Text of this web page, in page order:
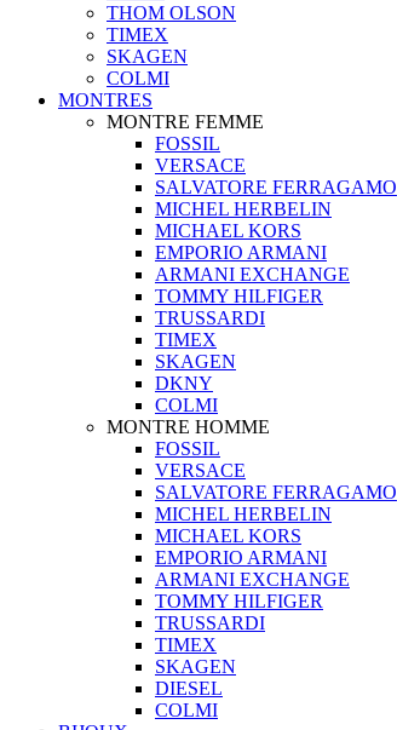
THOM OLSON
TIMEX
SKAGEN
COLMI
MONTRES
MONTRE FEMME
FOSSIL
VERSACE
SALVATORE FERRAGAMO
MICHEL HERBELIN
MICHAEL KORS
EMPORIO ARMANI
ARMANI EXCHANGE
TOMMY HILFIGER
TRUSSARDI
TIMEX
SKAGEN
DKNY
COLMI
MONTRE HOMME
FOSSIL
VERSACE
SALVATORE FERRAGAMO
MICHEL HERBELIN
MICHAEL KORS
EMPORIO ARMANI
ARMANI EXCHANGE
TOMMY HILFIGER
TRUSSARDI
TIMEX
SKAGEN
DIESEL
COLMI